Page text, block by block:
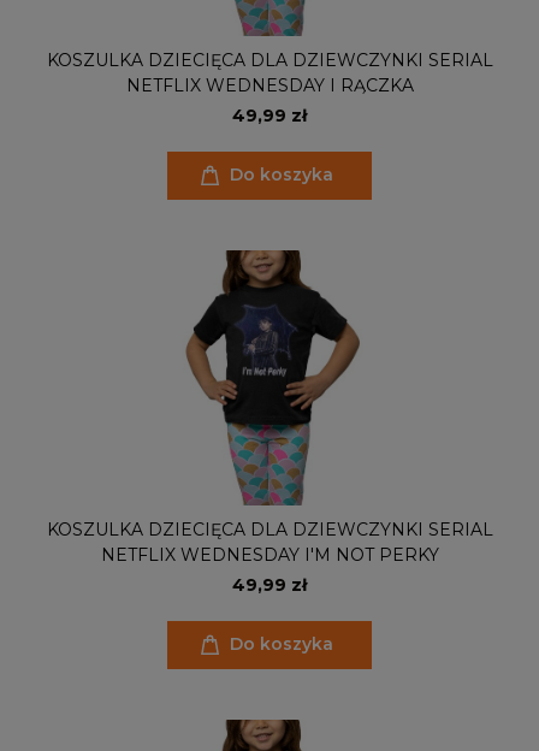
KOSZULKA DZIECIĘCA DLA DZIEWCZYNKI SERIAL
NETFLIX WEDNESDAY I RĄCZKA
49,99 zł
Do koszyka
KOSZULKA DZIECIĘCA DLA DZIEWCZYNKI SERIAL
NETFLIX WEDNESDAY I'M NOT PERKY
49,99 zł
Do koszyka